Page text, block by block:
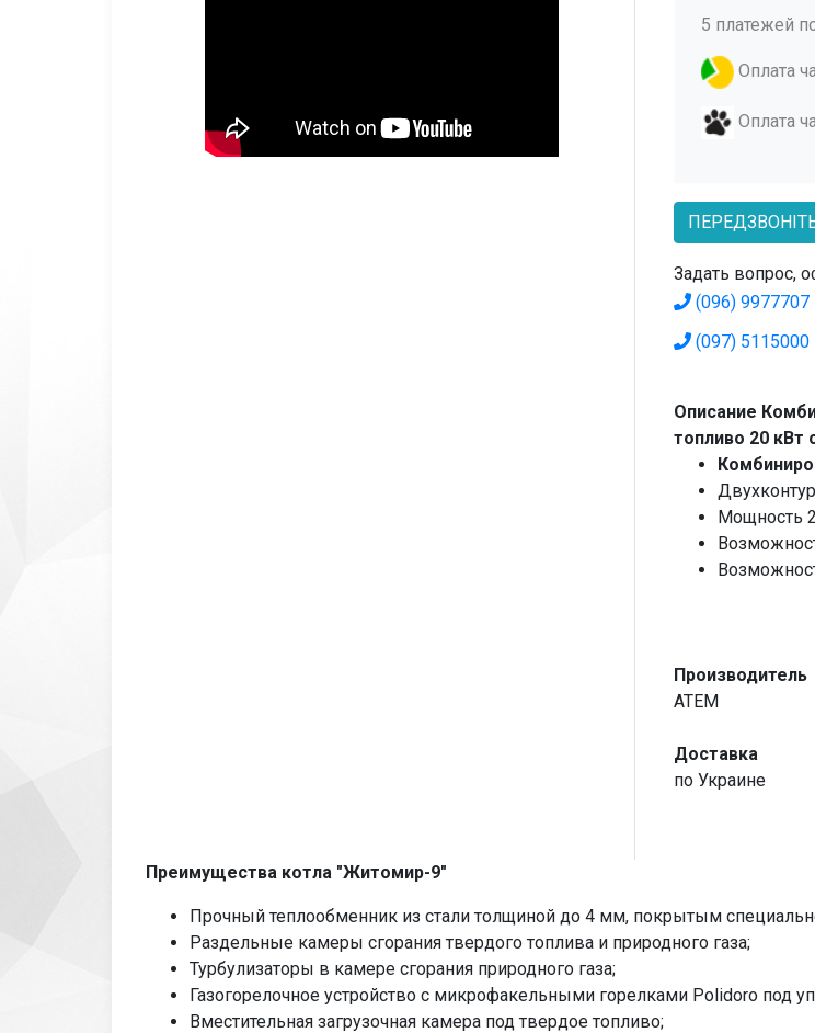
5 платежей
Оплата
Оплата
Задать вопрос,
(096) 9977707
(097) 5115000
Описание
топливо 20 кВт
Мощность
Производитель
ATEM
Доставка
по Украине
Преимущества котла "Житомир-9"
Прочный теплообменник из стали толщиной до 4 мм, покрытым
Раздельные камеры сгорания твердого топлива и природного газа;
Турбулизаторы в камере сгорания природного газа;
Газогорелочное устройство с микрофакельными горелками Polidoro под
Вместительная загрузочная камера под твердое топливо;